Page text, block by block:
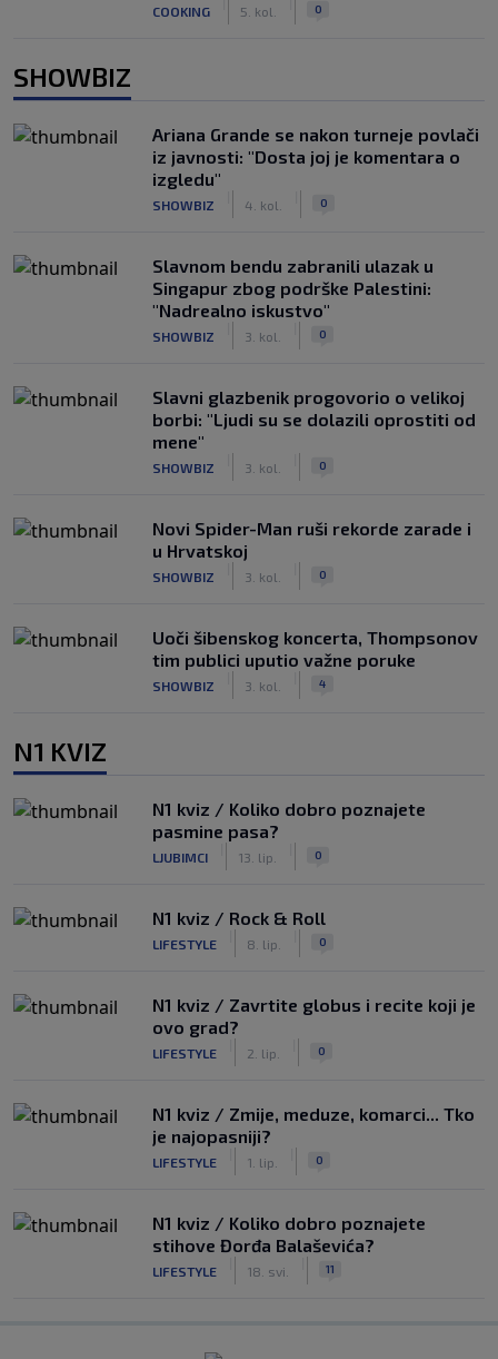
COOKING 5. kol. 0
SHOWBIZ
Ariana Grande se nakon turneje povlači
iz javnosti: "Dosta joj je komentara o
izgledu"
SHOWBIZ 4. kol. 0
Slavnom bendu zabranili ulazak u
Singapur zbog podrške Palestini:
"Nadrealno iskustvo"
SHOWBIZ 3. kol. 0
Slavni glazbenik progovorio o velikoj
borbi: "Ljudi su se dolazili oprostiti od
mene"
SHOWBIZ 3. kol. 0
Novi Spider-Man ruši rekorde zarade i
u Hrvatskoj
SHOWBIZ 3. kol. 0
Uoči šibenskog koncerta, Thompsonov
tim publici uputio važne poruke
SHOWBIZ 3. kol. 4
N1 KVIZ
N1 kviz / Koliko dobro poznajete
pasmine pasa?
LJUBIMCI 13. lip. 0
N1 kviz / Rock & Roll
LIFESTYLE 8. lip. 0
N1 kviz / Zavrtite globus i recite koji je
ovo grad?
LIFESTYLE 2. lip. 0
N1 kviz / Zmije, meduze, komarci... Tko
je najopasniji?
LIFESTYLE 1. lip. 0
N1 kviz / Koliko dobro poznajete
stihove Đorđa Balaševića?
LIFESTYLE 18. svi. 11